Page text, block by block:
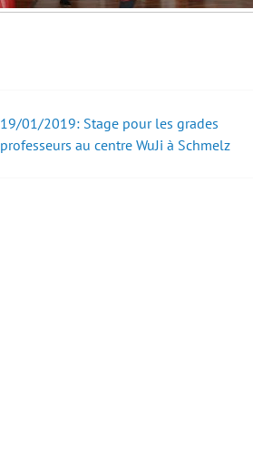
Post
19/01/2019: Stage pour les grades
professeurs au centre WuJi à Schmelz